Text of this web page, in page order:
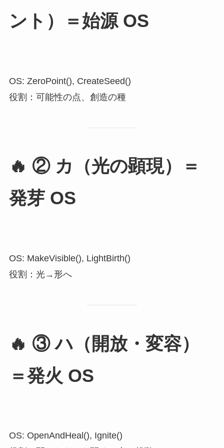
ント）＝始源 OS
OS: ZeroPoint(), CreateSeed()
役割：可能性の点、創造の種
🔥 ② カ（光の顕現）＝
発芽 OS
OS: MakeVisible(), LightBirth()
役割：光→形へ
🔥 ③ ハ（開放・変容）
＝発火 OS
OS: OpenAndHeal(), Ignite()